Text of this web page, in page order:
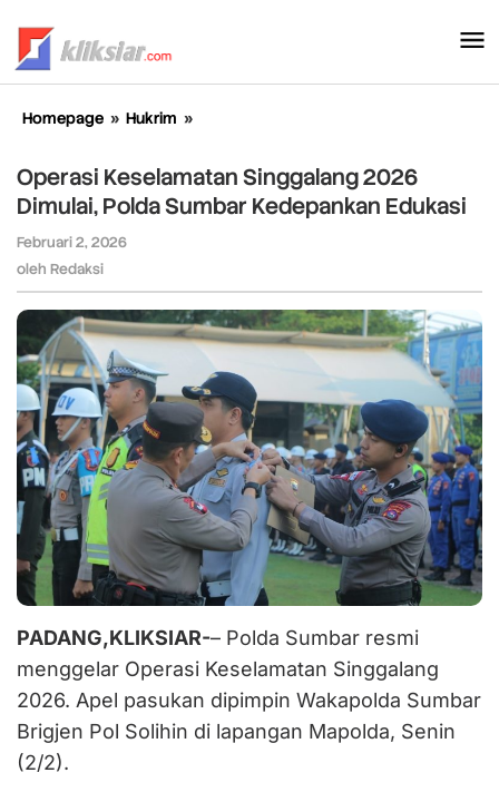
konten
Homepage » Hukrim »
Singgalang
2026
Dimulai,
Edukasi
Operasi Keselamatan Singgalang 2026
Dimulai, Polda Sumbar Kedepankan Edukasi
Februari 2, 2026
oleh Redaksi
PADANG,KLIKSIAR-– Polda Sumbar resmi
menggelar Operasi Keselamatan Singgalang
2026. Apel pasukan dipimpin Wakapolda Sumbar
Brigjen Pol Solihin di lapangan Mapolda, Senin
(2/2).